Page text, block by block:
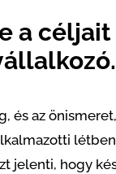
a céljait
és az
jelenti, hogy